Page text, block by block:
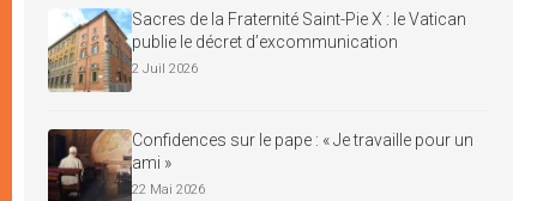
Sacres de la Fraternité Saint-Pie X : le Vatican
publie le décret d’excommunication
2 Juil 2026
Confidences sur le pape : « Je travaille pour un
ami »
22 Mai 2026